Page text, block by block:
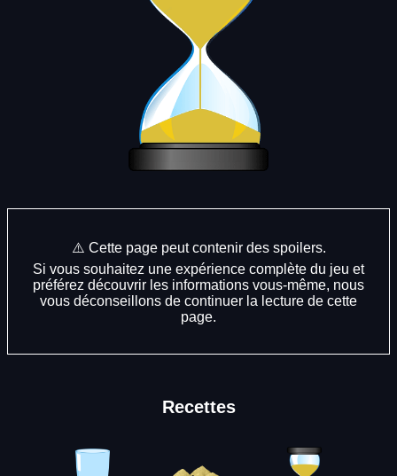
⚠️ Cette page peut contenir des spoilers.
Si vous souhaitez une expérience complète du jeu et
préférez découvrir les informations vous-même, nous
vous déconseillons de continuer la lecture de cette
page.
Recettes